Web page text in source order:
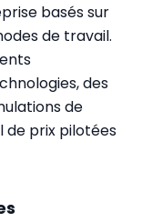
basés sur
de travail.
des
de
de prix pilotées